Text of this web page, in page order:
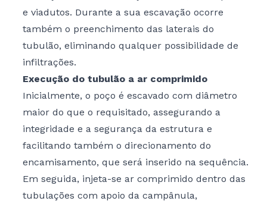
e viadutos. Durante a sua escavação ocorre
também o preenchimento das laterais do
tubulão, eliminando qualquer possibilidade de
infiltrações.
Execução do tubulão a ar comprimido
Inicialmente, o poço é escavado com diâmetro
maior do que o requisitado, assegurando a
integridade e a segurança da estrutura e
facilitando também o direcionamento do
encamisamento, que será inserido na sequência.
Em seguida, injeta-se ar comprimido dentro das
tubulações com apoio da campânula,